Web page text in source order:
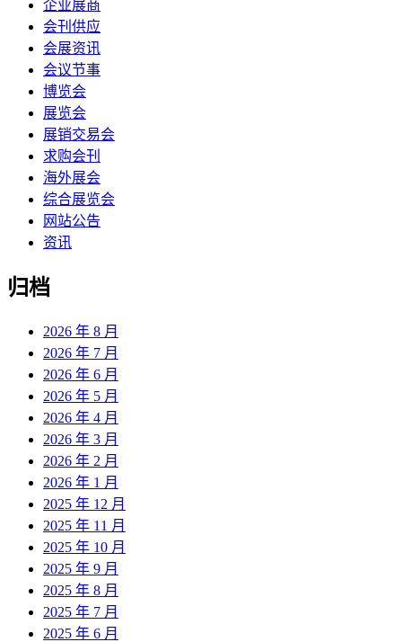
企业展商
会刊供应
会展资讯
会议节事
博览会
展览会
展销交易会
求购会刊
海外展会
综合展览会
网站公告
资讯
归档
2026 年 8 月
2026 年 7 月
2026 年 6 月
2026 年 5 月
2026 年 4 月
2026 年 3 月
2026 年 2 月
2026 年 1 月
2025 年 12 月
2025 年 11 月
2025 年 10 月
2025 年 9 月
2025 年 8 月
2025 年 7 月
2025 年 6 月